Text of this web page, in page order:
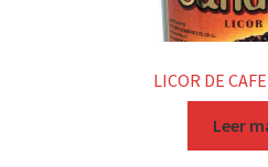
LICOR DE
Leer